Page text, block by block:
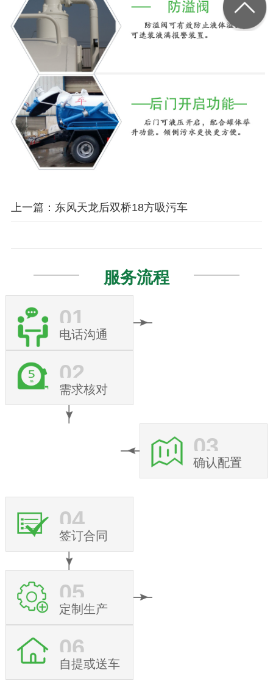
上一篇：东风天龙后双桥18方吸污车
服务流程
01
电话沟通
02
需求核对
03
确认配置
04
签订合同
05
定制生产
06
自提或送车